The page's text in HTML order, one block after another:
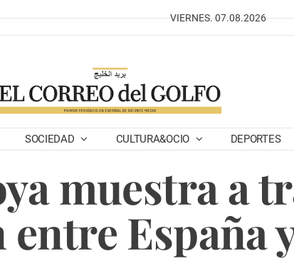
VIERNES. 07.08.2026
SOCIEDAD CULTURA&OCIO DEPORTES
muestra a
España